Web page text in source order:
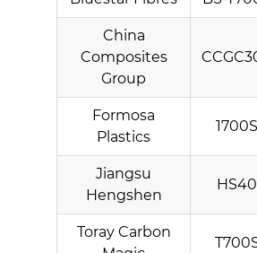
China
Composites
Group
Formosa
Plastics
1700S
Jiangsu
Hengshen
HS40
Toray Carbon